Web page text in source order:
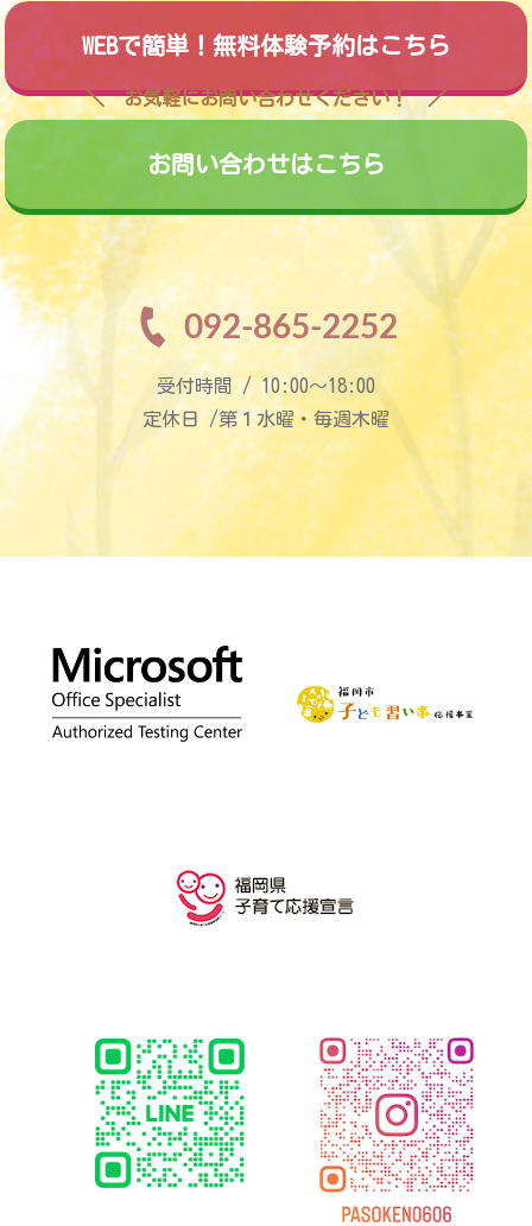
WEBで簡単！無料体験予約はこちら
お気軽にお問い合わせください！
お問い合わせはこちら
092-865-2252
受付時間 / 10:00〜18:00
定休日 /第１水曜・毎週木曜